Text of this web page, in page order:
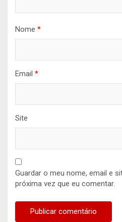
Nome *
Email *
Site
Guardar o meu nome, email e
próxima vez que eu comentar.